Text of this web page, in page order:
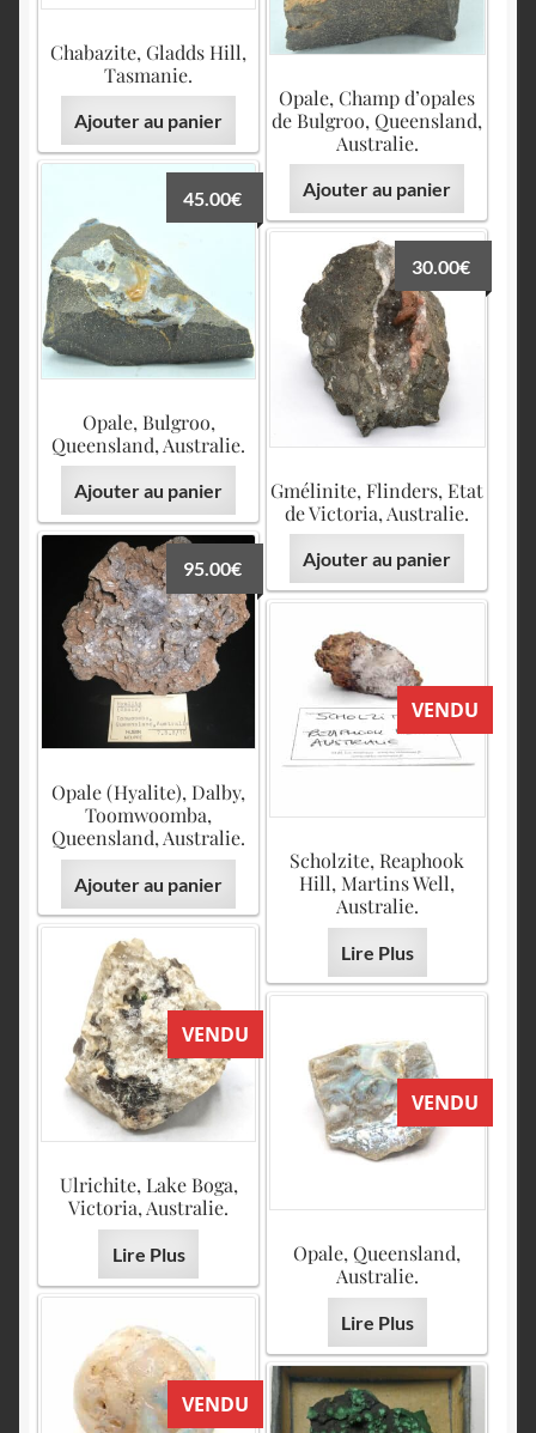
Chabazite, Gladds Hill,
Tasmanie.
Ajouter au panier
Opale, Champ d’opales
de Bulgroo, Queensland,
Australie.
Ajouter au panier
Opale, Bulgroo,
Queensland, Australie.
45.00€
Ajouter au panier
Gmélinite, Flinders, Etat
de Victoria, Australie.
30.00€
Ajouter au panier
Opale (Hyalite), Dalby,
Toomwoomba,
Queensland, Australie.
95.00€
Ajouter au panier
VENDU
Scholzite, Reaphook
Hill, Martins Well,
Australie.
Lire Plus
VENDU
Ulrichite, Lake Boga,
Victoria, Australie.
Lire Plus
VENDU
Opale, Queensland,
Australie.
Lire Plus
VENDU